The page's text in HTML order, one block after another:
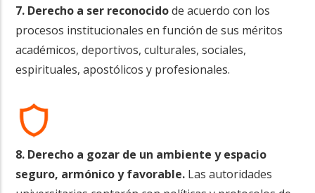
7. Derecho a ser reconocidode acuerdo con los
procesos institucionales en función de sus méritos
académicos, deportivos, culturales, sociales,
espirituales, apostólicos y profesionales.
8. Derecho a gozar de un ambiente y espacio
seguro, armónico y favorable. Las autoridades